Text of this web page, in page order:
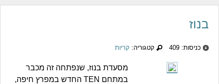
בנוז
כניסות: 409 קטגוריה: קריות
מסעדת בנוז, שנפתחה זה מכבר
במתחם TEN החדש במפרץ חיפה,